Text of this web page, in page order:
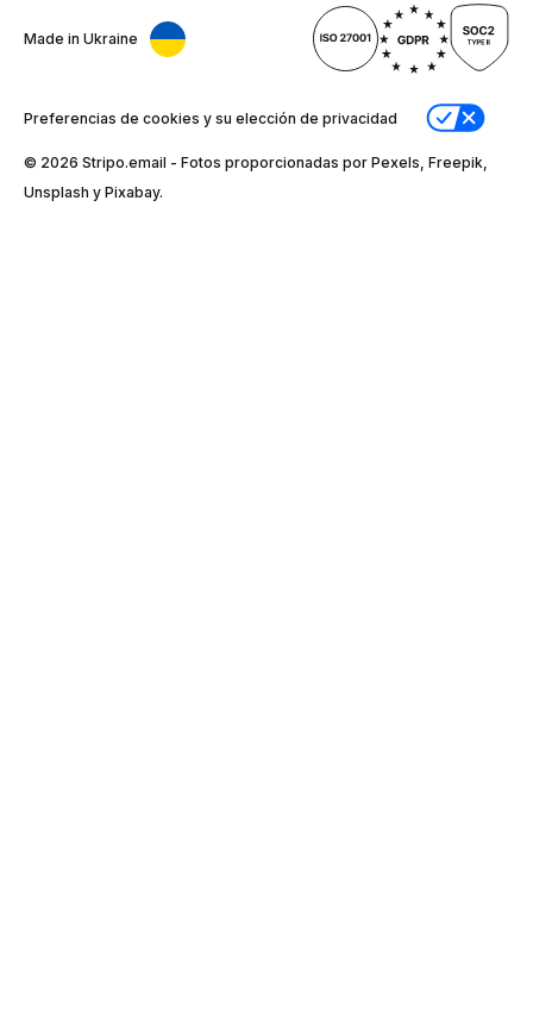
Made in Ukraine
Preferencias de cookies y su elección de privacidad
© 2026 Stripо.email - Fotos proporcionadas por Pexels, Freepik,
Unsplash y Pixabay.